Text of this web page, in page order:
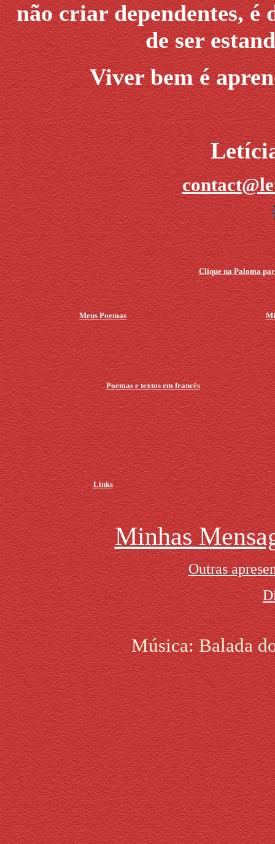
não criar dependentes, é
de ser
Viver bem é
Clique na Paloma
Meus Poemas
Poemas e textos em francês
Links
Minhas
Outras
Música: Balada